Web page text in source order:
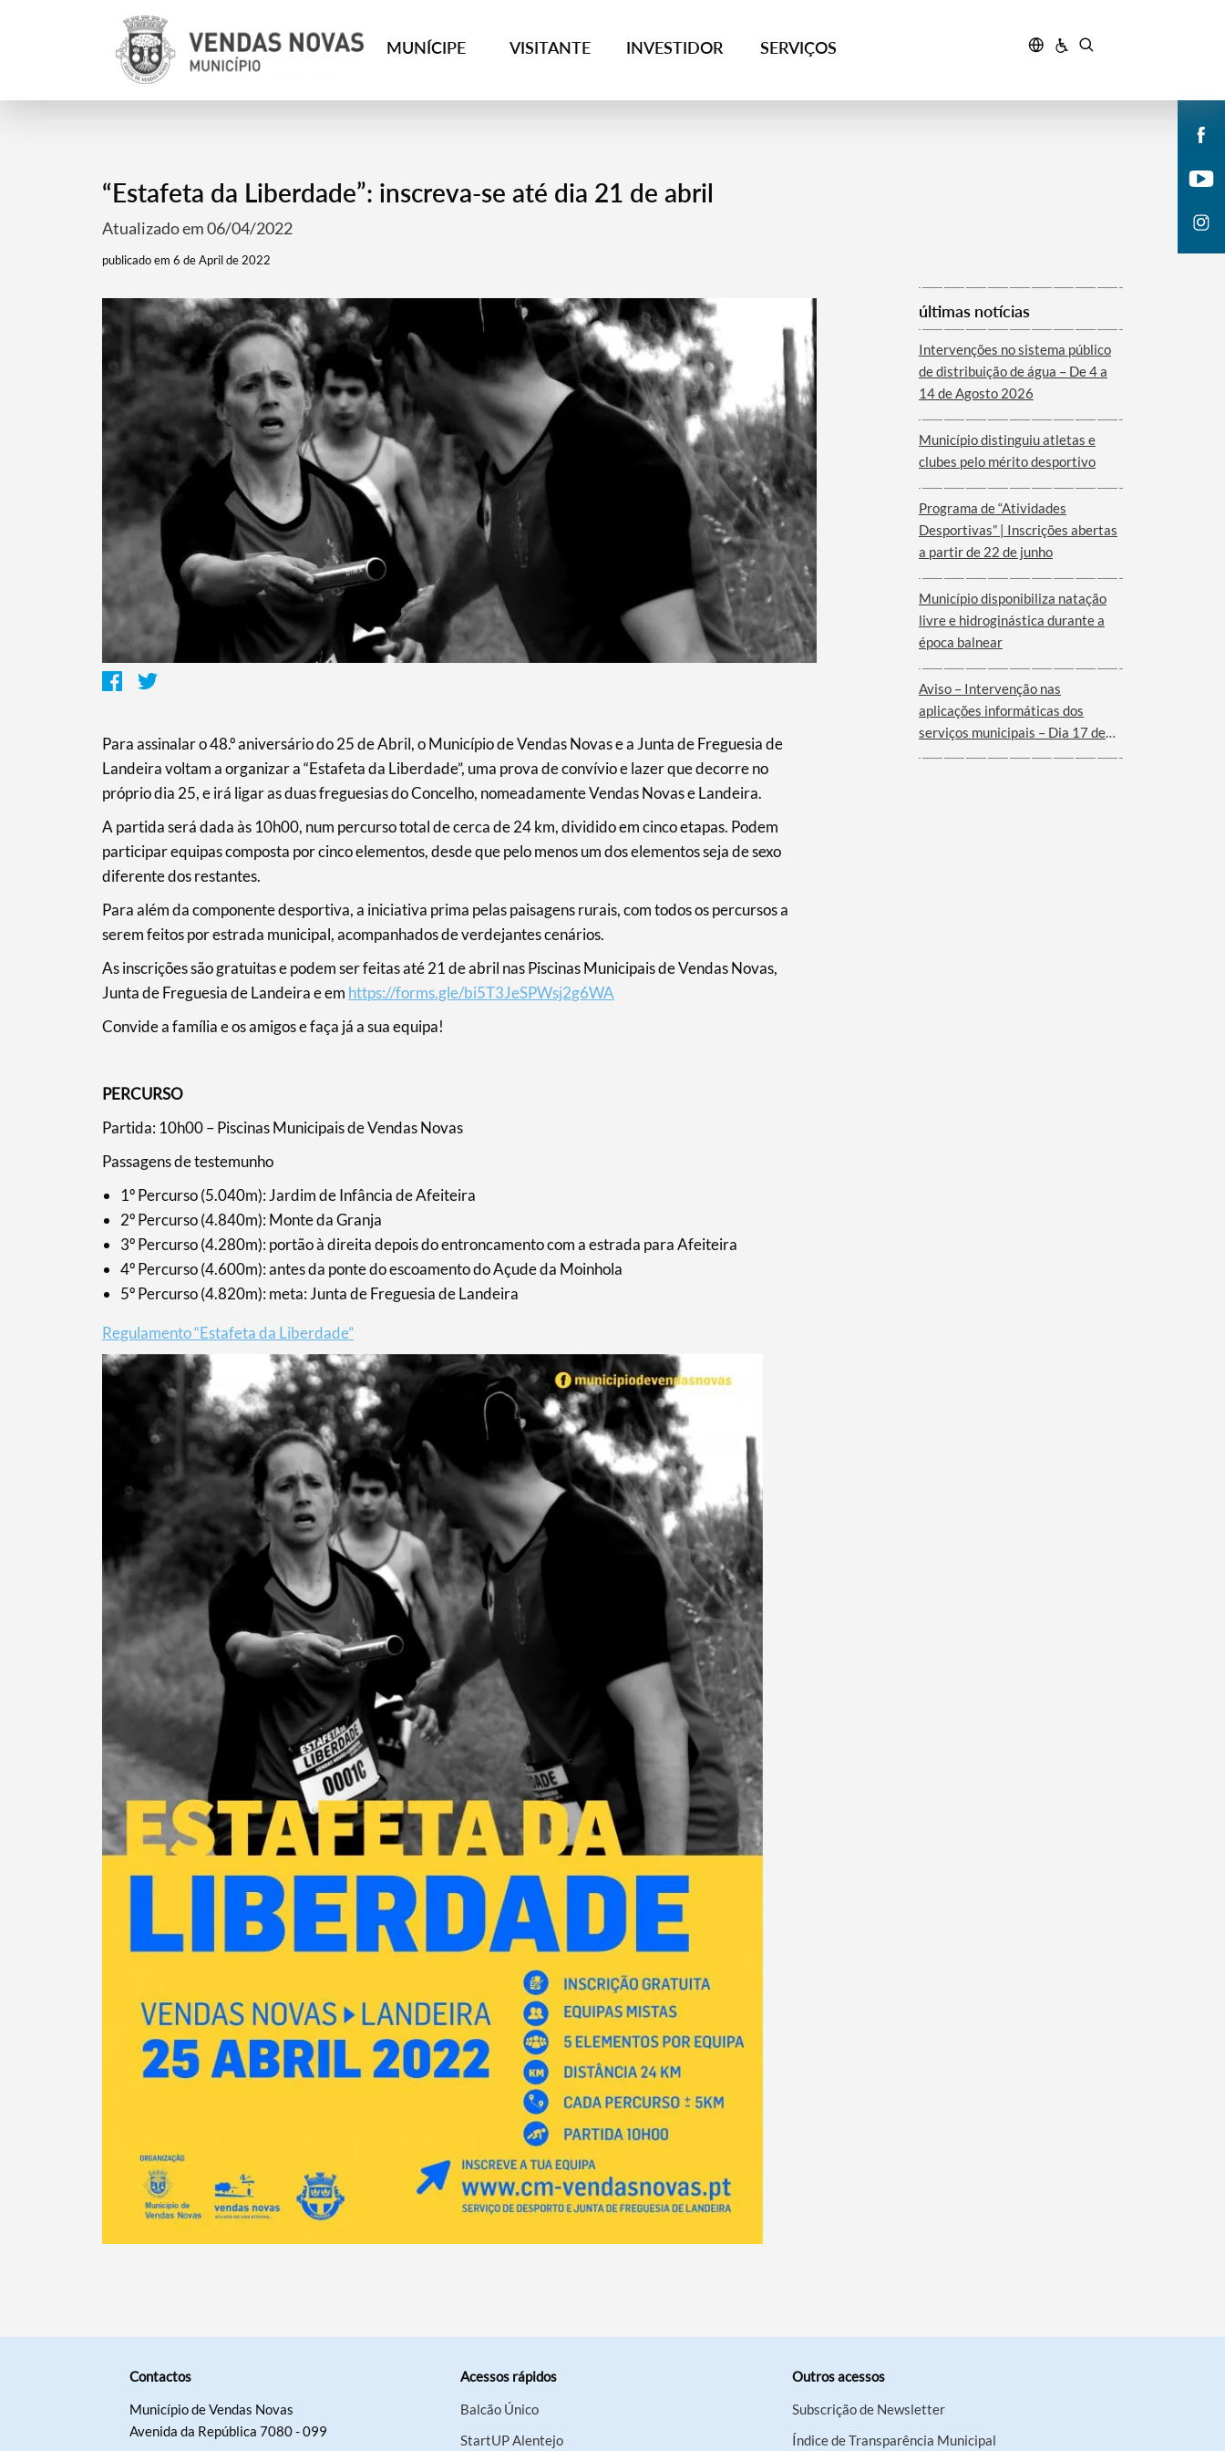
MUNÍCIPE VISITANTE INVESTIDOR SERVIÇOS
Termo de Pesquisa
Categorias gerais
Filtros
“Estafeta da Liberdade”: inscreva-se até dia 21 de abril
Atualizado em 06/04/2022
publicado em 6 de April de 2022
Para assinalar o 48.º aniversário do 25 de Abril, o Município de Vendas Novas e a Junta de Freguesia de
Landeira voltam a organizar a “Estafeta da Liberdade”, uma prova de convívio e lazer que decorre no
próprio dia 25, e irá ligar as duas freguesias do Concelho, nomeadamente Vendas Novas e Landeira.
A partida será dada às 10h00, num percurso total de cerca de 24 km, dividido em cinco etapas. Podem
participar equipas composta por cinco elementos, desde que pelo menos um dos elementos seja de sexo
diferente dos restantes.
Para além da componente desportiva, a iniciativa prima pelas paisagens rurais, com todos os percursos a
serem feitos por estrada municipal, acompanhados de verdejantes cenários.
As inscrições são gratuitas e podem ser feitas até 21 de abril nas Piscinas Municipais de Vendas Novas,
Junta de Freguesia de Landeira e em https://forms.gle/bi5T3JeSPWsj2g6WA
Convide a família e os amigos e faça já a sua equipa!
PERCURSO
Partida: 10h00 – Piscinas Municipais de Vendas Novas
Passagens de testemunho
1º Percurso (5.040m): Jardim de Infância de Afeiteira
2º Percurso (4.840m): Monte da Granja
3º Percurso (4.280m): portão à direita depois do entroncamento com a estrada para Afeiteira
4º Percurso (4.600m): antes da ponte do escoamento do Açude da Moinhola
5º Percurso (4.820m): meta: Junta de Freguesia de Landeira
Regulamento “Estafeta da Liberdade”
últimas notícias
Intervenções no sistema público
de distribuição de água – De 4 a
14 de Agosto 2026
Município distinguiu atletas e
clubes pelo mérito desportivo
Programa de “Atividades
Desportivas” | Inscrições abertas
a partir de 22 de junho
Município disponibiliza natação
livre e hidroginástica durante a
época balnear
Aviso – Intervenção nas
aplicações informáticas dos
serviços municipais – Dia 17 de
Junho de 2026
Contactos
Município de Vendas Novas
Avenida da República 7080 - 099
Acessos rápidos
Balcão Único
StartUP Alentejo
Outros acessos
Subscrição de Newsletter
Índice de Transparência Municipal